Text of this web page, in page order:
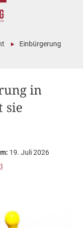
in
sie
Einbürgerung
19. Juli 2026